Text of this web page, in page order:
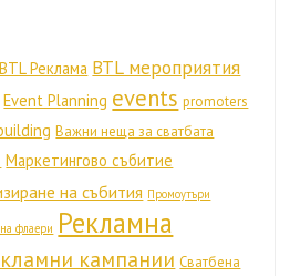
BTL Реклама BTL мероприятия
Event Planning events promoters
Важни неща за сватбата
Маркетингово събитие
на събития Промоутъри
флаери Рекламна
кампании Сватбена